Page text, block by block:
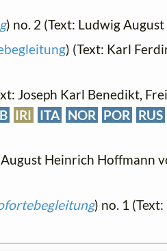
) no. 2 (Text: Ludwig
) (Text: Karl
Joseph Karl Benedikt,
IRI ITA NOR POR RUS
August Heinrich Hoffmann
) no. 1 (Text: